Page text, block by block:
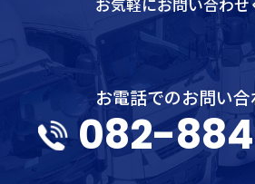
お気軽にお問い合わせ
お電話でのお問い
082-